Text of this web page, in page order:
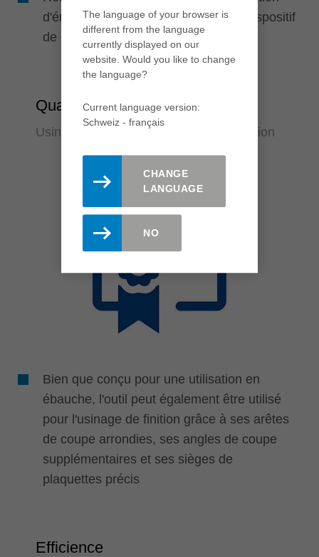
d'énergie de la machine grâce à un dispositif
de coupe adapté
Qualité
Usinage d'ébauche avec qualité de finition
Bien que conçu pour une utilisation en
ébauche, l'outil peut également être utilisé
pour l'usinage de finition grâce à ses arêtes
de coupe arrondies, ses angles de coupe
supplémentaires et ses sièges de
plaquettes précis
Efficience
The language of your browser is
different from the language
currently displayed on our
website. Would you like to change
the language?
Current language version:
Schweiz - français
CHANGE
LANGUAGE
NO